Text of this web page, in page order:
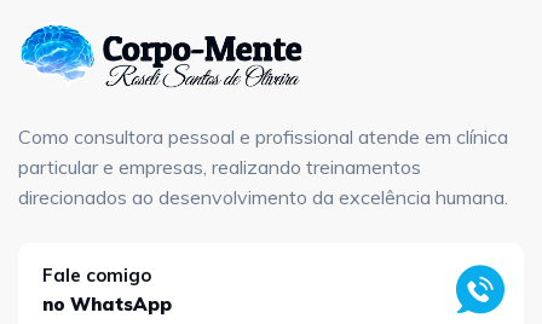
Como consultora pessoal e profissional atende em clínica
particular e empresas, realizando treinamentos
direcionados ao desenvolvimento da excelência humana.
Fale comigo
no WhatsApp